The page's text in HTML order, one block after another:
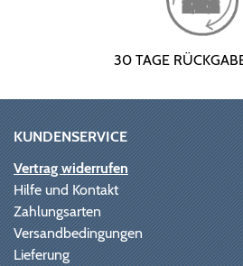
30 TAGE
KUNDENSERVICE
Vertrag widerrufen
Hilfe und Kontakt
Zahlungsarten
Versandbedingungen
Lieferung